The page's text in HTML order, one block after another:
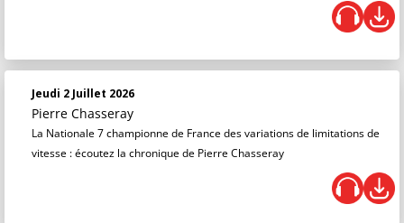
Jeudi 2 Juillet 2026
Pierre Chasseray
La Nationale 7 championne de France des variations de limitations de
vitesse : écoutez la chronique de Pierre Chasseray